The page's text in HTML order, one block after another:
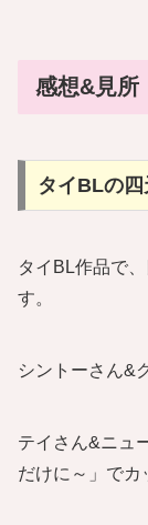
感想&見所
タイBLの四
タイBL作品で
す。
シントーさん&
テイさん&ニュ
だけに～」でカ